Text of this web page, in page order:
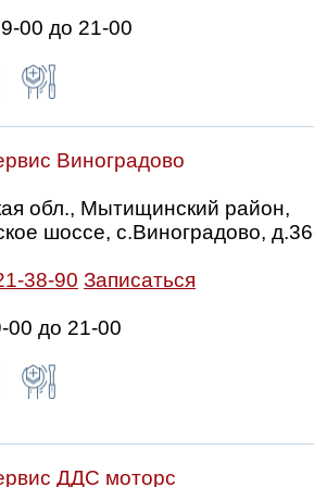
00 до 21-00
Виноградово
обл., Мытищинский район,
шоссе, с.Виноградово,
38-90 Записаться
00 до 21-00
ДДС моторс